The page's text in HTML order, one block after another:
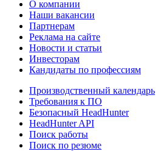
О компании
Наши вакансии
Партнерам
Реклама на сайте
Новости и статьи
Инвесторам
Кандидаты по профессиям
Производственный календарь
Требования к ПО
Безопасный HeadHunter
HeadHunter API
Поиск работы
Поиск по резюме